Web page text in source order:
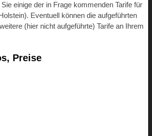
einige der in Frage kommenden Tarife für
Eventuell können die aufgeführten
(hier nicht aufgeführte) Tarife an Ihrem
Preise